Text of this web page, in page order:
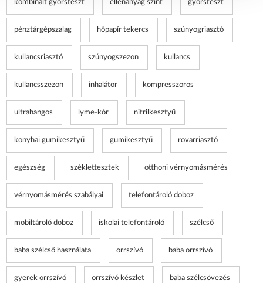
kombinált gyorsteszt ellenanyag szint gyorsteszt
pénztárgépszalag hőpapír tekercs szúnyogriasztó
kullancsriasztó szúnyogszezon kullancs
kullancsszezon inhalátor kompresszoros
ultrahangos lyme-kór nitrilkesztyű
konyhai gumikesztyű gumikesztyű rovarriasztó
egészség széklettesztek otthoni vérnyomásmérés
vérnyomásmérés szabályai telefontároló doboz
mobiltároló doboz iskolai telefontároló szélcső
baba szélcső használata orrszívó baba orrszívó
gyerek orrszívó orrszívó készlet baba szélcsövezés